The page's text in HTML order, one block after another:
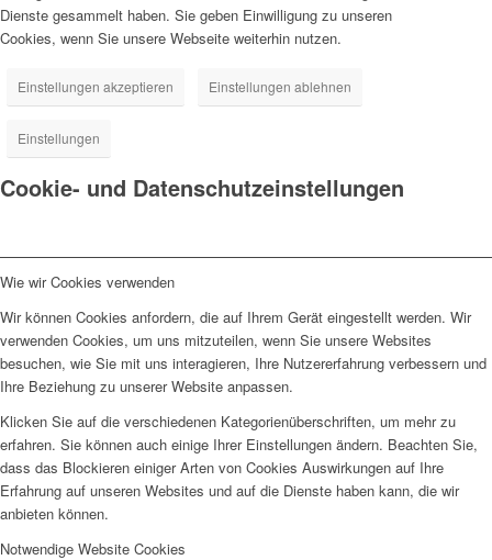
Dienste gesammelt haben. Sie geben Einwilligung zu unseren
Cookies, wenn Sie unsere Webseite weiterhin nutzen.
Einstellungen akzeptieren Einstellungen ablehnen
Einstellungen
Cookie- und Datenschutzeinstellungen
Wie wir Cookies verwenden
Wir können Cookies anfordern, die auf Ihrem Gerät eingestellt werden. Wir
verwenden Cookies, um uns mitzuteilen, wenn Sie unsere Websites
besuchen, wie Sie mit uns interagieren, Ihre Nutzererfahrung verbessern und
Ihre Beziehung zu unserer Website anpassen.
Klicken Sie auf die verschiedenen Kategorienüberschriften, um mehr zu
erfahren. Sie können auch einige Ihrer Einstellungen ändern. Beachten Sie,
dass das Blockieren einiger Arten von Cookies Auswirkungen auf Ihre
Erfahrung auf unseren Websites und auf die Dienste haben kann, die wir
anbieten können.
Notwendige Website Cookies